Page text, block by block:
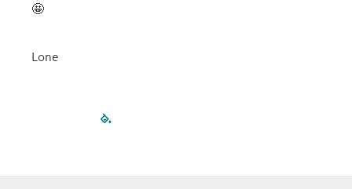
🤩
Lone
filled-pagination